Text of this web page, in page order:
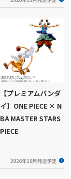
【プレミアムバンダ
イ】ONE PIECE × N
BA MASTER STARS
PIECE
2026年10月発送予定